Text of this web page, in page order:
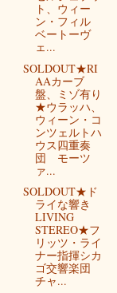
ト、ウィー
ン・フィル
ベートーヴ
ェ...
SOLDOUT★RI
AAカーブ
盤、ミゾ有り
★ウラッハ、
ウィーン・コ
ンツェルトハ
ウス四重奏
団 モーツ
ァ...
SOLDOUT★ド
ライな響き
LIVING
STEREO★フ
リッツ・ライ
ナー指揮シカ
ゴ交響楽団
チャ...